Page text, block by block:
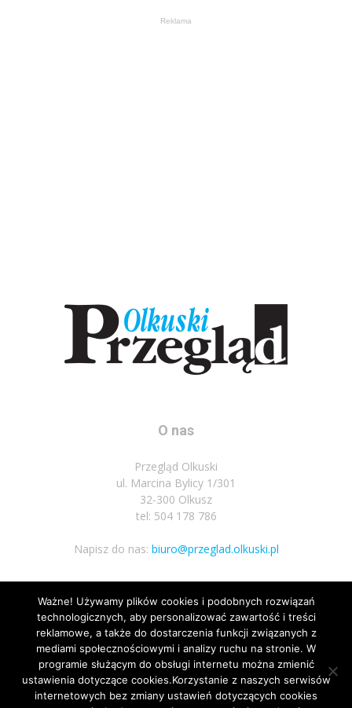
Reklama
O nas
Przegląd Olkuski
ul. Marcina Bylicy 1/301
32-300 Olkusz
tel: 504 178 786
Napisz do nas: biuro@przeglad.olkuski.pl
Podążaj za nami
Ważne! Używamy plików cookies i podobnych rozwiązań
technologicznych, aby personalizować zawartość i treści
reklamowe, a także do dostarczenia funkcji związanych z
mediami społecznościowymi i analizy ruchu na stronie. W
programie służącym do obsługi internetu można zmienić
ustawienia dotyczące cookies.Korzystanie z naszych serwisów
internetowych bez zmiany ustawień dotyczących cookies